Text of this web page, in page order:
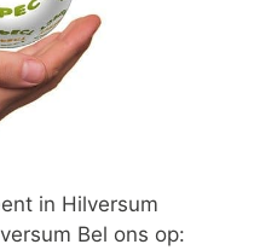
in Hilversum
Bel ons op: